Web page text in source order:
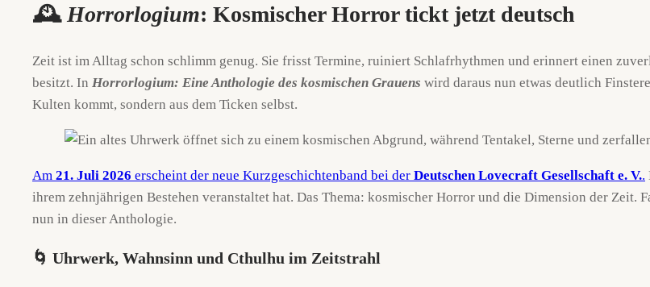
🕰️ Horrorlogium: Kosmischer Horror tickt jetzt deutsch
Zeit ist im Alltag schon schlimm genug. Sie frisst Termine, ruiniert Schlafrhythmen und erinnert einen
besitzt. In Horrorlogium: Eine Anthologie des kosmischen Grauens wird daraus nun etwas deutlich
Kulten kommt, sondern aus dem Ticken selbst.
Am 21. Juli 2026 erscheint der neue Kurzgeschichtenband bei der Deutschen Lovecraft Gesellschaft e. V..
ihrem zehnjährigen Bestehen veranstaltet hat. Das Thema: kosmischer Horror und die Dimension der Zeit.
nun in dieser Anthologie.
🌀 Uhrwerk, Wahnsinn und Cthulhu im Zeitstrahl